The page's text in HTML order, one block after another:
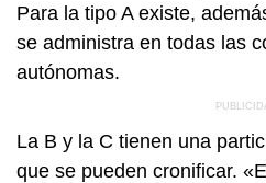
Para la tipo A existe,
se administra en todas las
autónomas.
La B y la C tienen una
que se pueden cronificar.